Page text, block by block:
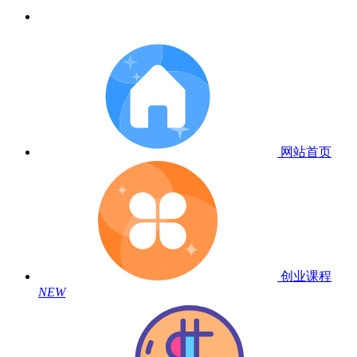
网站首页
创业课程
NEW